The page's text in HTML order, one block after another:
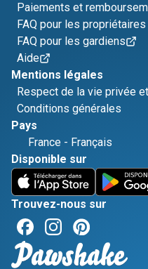
Paiements et
FAQ pour les
FAQ pour les gardiens
Aide
Mentions légales
Respect de la vie privée
Conditions générales
Pays
France - Français
Disponible sur
Trouvez-nous sur